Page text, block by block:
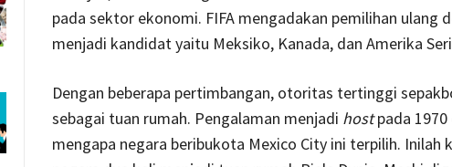
pada sektor ekonomi. FIFA mengadakan pemilihan ulang
menjadi kandidat yaitu Meksiko, Kanada, dan Amerika
Dengan beberapa pertimbangan, otoritas tertinggi
sebagai tuan rumah. Pengalaman menjadi hostpada
mengapa negara beribukota Mexico City ini terpilih. Inilah